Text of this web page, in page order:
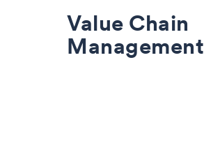
Value Chain
Management